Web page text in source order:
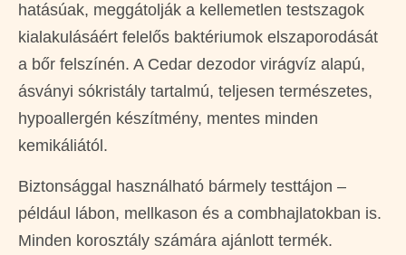
hatásúak, meggátolják a kellemetlen testszagok
kialakulásáért felelős baktériumok elszaporodását
a bőr felszínén. A Cedar dezodor virágvíz alapú,
ásványi sókristály tartalmú, teljesen természetes,
hypoallergén készítmény, mentes minden
kemikáliától.
Biztonsággal használható bármely testtájon –
például lábon, mellkason és a combhajlatokban is.
Minden korosztály számára ajánlott termék.